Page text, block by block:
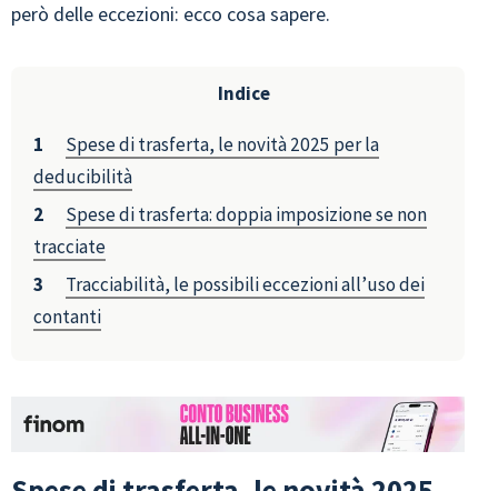
però delle eccezioni: ecco cosa sapere.
Indice
Spese di trasferta, le novità 2025 per la
deducibilità
Spese di trasferta: doppia imposizione se non
tracciate
Tracciabilità, le possibili eccezioni all’uso dei
contanti